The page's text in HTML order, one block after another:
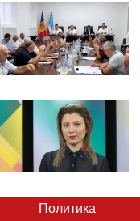
Политика